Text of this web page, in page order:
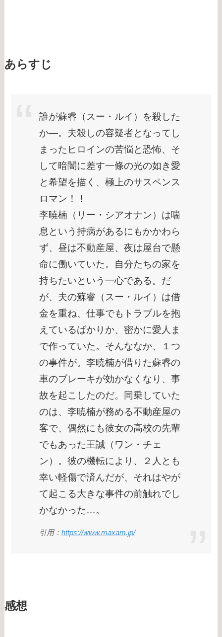
あらすじ
誰が蘇睿（スー・ルイ）を殺した
か―。夫殺しの容疑者となってし
まったヒロインの苦悩と恐怖、そ
して暗闇に差す一條の光の如き愛
と希望を描く、極上のサスペンス
ロマン！！
李暁楠（リー・シアオナン）は喘
息という持病があるにもかかわら
ず、昼は不動産屋、夜は屋台で懸
命に働いていた。自分たちの家を
持ちたいという一心である。だ
が、夫の蘇睿（スー・ルイ）は借
金を重ね、仕事でもトラブルを抱
えているばかりか、密かに愛人ま
で作っていた。そんななか、１つ
の事件が。李暁楠が借りた蘇睿の
車のブレーキが効かなくなり、事
故を起こしたのだ。同乗していた
のは、李暁楠が務める不動産屋の
客で、偶然にも彼女の高校の先輩
でもあった王誠（ワン・チェ
ン）。彼の機転により、２人とも
幸い軽傷で済んだが、それはやが
て起こる大きな事件の前触れでし
かなかった…。
引用： https://www.maxam.jp/
感想